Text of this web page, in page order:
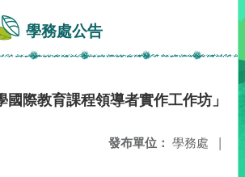
學務處公告
國際教育課程領導者實作工作坊」
發布單位： 學務處 |